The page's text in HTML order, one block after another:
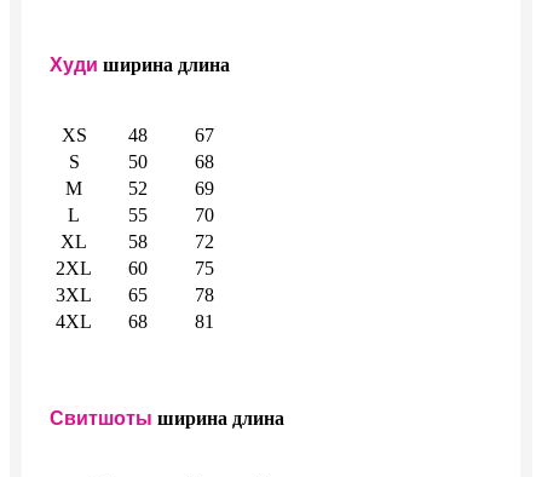
Худи ширина длина
XS 48
67
S
50
68
M
52
69
L
55
70
XL
58
72
2XL
60
75
3XL
65
78
4XL
68 81
Свитшоты ширина длина